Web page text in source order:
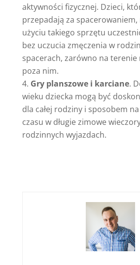
aktywności fizycznej. Dzieci,
przepadają za
użyciu takiego sprzętu
bez uczucia zmęczenia w
spacerach, zarówno na terenie
poza nim.
Gry planszowe i karciane.
wieku dziecka mogą być
dla całej rodziny i sposobem
czasu w długie zimowe
rodzinnych wyjazdach.